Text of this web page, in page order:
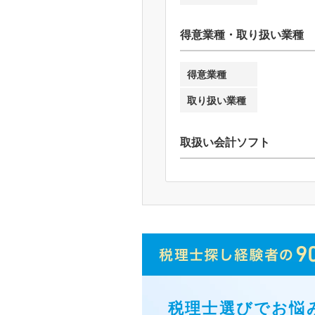
得意業種・取り扱い業種
得意業種
取り扱い業種
取扱い会計ソフト
税理士選びでお悩